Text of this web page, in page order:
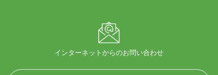
インターネットからのお問い合わせ